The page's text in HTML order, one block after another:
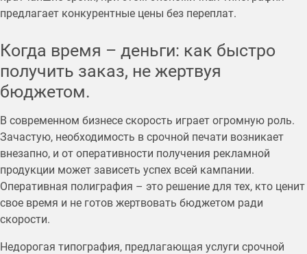
предлагает конкурентные цены без переплат.
Когда время – деньги: как быстро
получить заказ, не жертвуя
бюджетом.
В современном бизнесе скорость играет огромную роль.
Зачастую, необходимость в срочной печати возникает
внезапно, и от оперативности получения рекламной
продукции может зависеть успех всей кампании.
Оперативная полиграфия – это решение для тех, кто ценит
свое время и не готов жертвовать бюджетом ради
скорости.
Недорогая типография, предлагающая услуги срочной